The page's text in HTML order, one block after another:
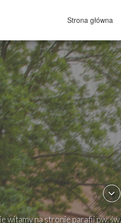
Strona główna
witamy na stronie parafii pw.